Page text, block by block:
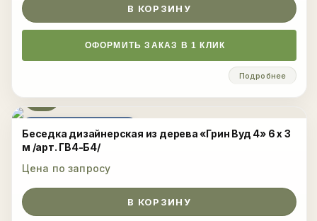
В КОРЗИНУ
ОФОРМИТЬ ЗАКАЗ В 1 КЛИК
Подробнее
Беседка дизайнерская из дерева «Грин Вуд 4» 6 х 3
м /арт. ГВ4-Б4/
Цена по запросу
В КОРЗИНУ